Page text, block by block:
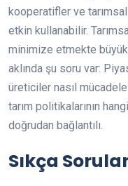
kooperatifler ve
etkin kullanabilir.
minimize etmekte
aklında şu soru var:
üreticiler nasıl
tarım politikalarının
doğrudan bağlantılı.
Sıkça